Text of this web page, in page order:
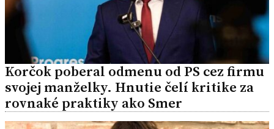
Korčok poberal odmenu od PS cez firmu
svojej manželky. Hnutie čelí kritike za
rovnaké praktiky ako Smer